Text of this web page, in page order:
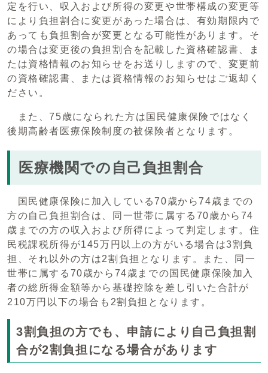
定を行い、収入および所得の変更や世帯構成の変更等
により負担割合に変更があった場合は、有効期限内で
あっても負担割合が変更となる可能性があります。そ
の場合は変更後の負担割合を記載した資格確認書、ま
たは資格情報のお知らせをお送りしますので、変更前
の資格確認書、または資格情報のお知らせはご返却く
ださい。
また、75歳になられた方は国民健康保険ではなく
後期高齢者医療保険制度の被保険者となります。
医療機関での自己負担割合
国民健康保険に加入している70歳から74歳までの
方の自己負担割合は、同一世帯に属する70歳から74
歳までの方の収入および所得によって判定します。住
民税課税所得が145万円以上の方がいる場合は3割負
担、それ以外の方は2割負担となります。また、同一
世帯に属する70歳から74歳までの国民健康保険加入
者の総所得金額等から基礎控除を差し引いた合計が
210万円以下の場合も2割負担となります。
3割負担の方でも、申請により自己負担割
合が2割負担になる場合があります